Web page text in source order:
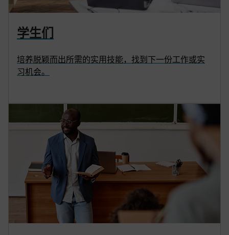
学生们
培养脱颖而出所需的实用技能，找到下一份工作或实
习机会。